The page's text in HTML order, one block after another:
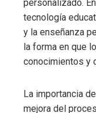
personalizado.
tecnología
y la enseñanza
la forma en que
conocimientos y
La importancia
mejora del